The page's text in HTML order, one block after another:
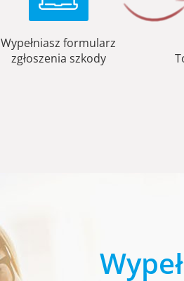
Wypełniasz formularz
zgłoszenia szkody